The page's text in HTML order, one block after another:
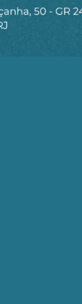
você aceita